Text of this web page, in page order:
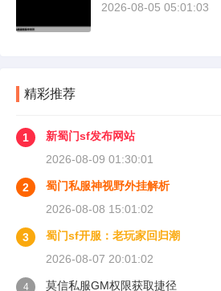
2026-08-05 05:01:03
精彩推荐
1
新蜀门sf发布网站
2026-08-09 01:30:01
2
蜀门私服神视野外挂解析
2026-08-08 15:01:02
3
蜀门sf开服：老玩家回归潮
2026-08-07 20:01:02
4 莫信私服GM权限获取捷径